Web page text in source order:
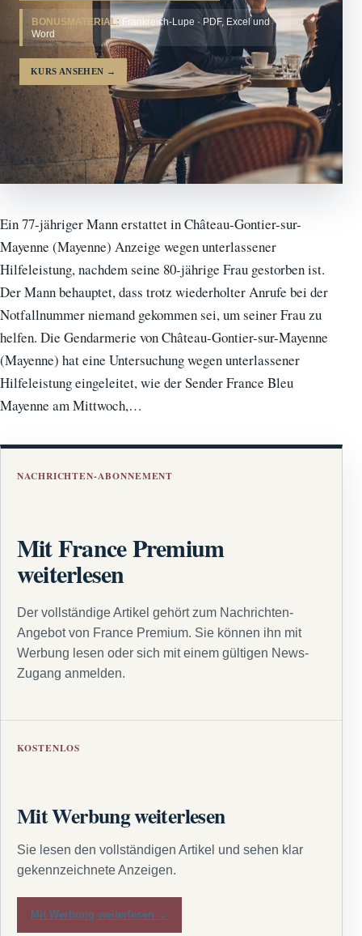
BONUSMATERIAL: Frankreich-Lupe · PDF, Excel und
Word
KURS ANSEHEN →
Ein 77-jähriger Mann erstattet in Château-Gontier-sur-
Mayenne (Mayenne) Anzeige wegen unterlassener
Hilfeleistung, nachdem seine 80-jährige Frau gestorben ist.
Der Mann behauptet, dass trotz wiederholter Anrufe bei der
Notfallnummer niemand gekommen sei, um seiner Frau zu
helfen. Die Gendarmerie von Château-Gontier-sur-Mayenne
(Mayenne) hat eine Untersuchung wegen unterlassener
Hilfeleistung eingeleitet, wie der Sender France Bleu
Mayenne am Mittwoch,…
NACHRICHTEN-ABONNEMENT
Mit France Premium
weiterlesen
Der vollständige Artikel gehört zum Nachrichten-
Angebot von France Premium. Sie können ihn mit
Werbung lesen oder sich mit einem gültigen News-
Zugang anmelden.
KOSTENLOS
Mit Werbung weiterlesen
Sie lesen den vollständigen Artikel und sehen klar
gekennzeichnete Anzeigen.
Mit Werbung weiterlesen →